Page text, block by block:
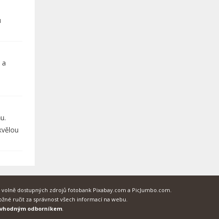
dostupných zdrojů fotobank Pixabay.com a PicJumbo.com.
ručit za správnost všech informací na webu.
odborníkem.